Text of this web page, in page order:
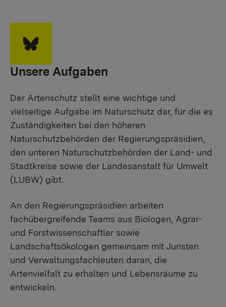
Unsere Aufgaben
Der Artenschutz stellt eine wichtige und
vielseitige Aufgabe im Naturschutz dar, für die es
Zuständigkeiten bei den höheren
Naturschutzbehörden der Regierungspräsidien,
den unteren Naturschutzbehörden der Land- und
Stadtkreise sowie der Landesanstalt für Umwelt
(LUBW) gibt.
An den Regierungspräsidien arbeiten
fachübergreifende Teams aus Biologen, Agrar-
und Forstwissenschaftler sowie
Landschaftsökologen gemeinsam mit Juristen
und Verwaltungsfachleuten daran, die
Artenvielfalt zu erhalten und Lebensräume zu
entwickeln.